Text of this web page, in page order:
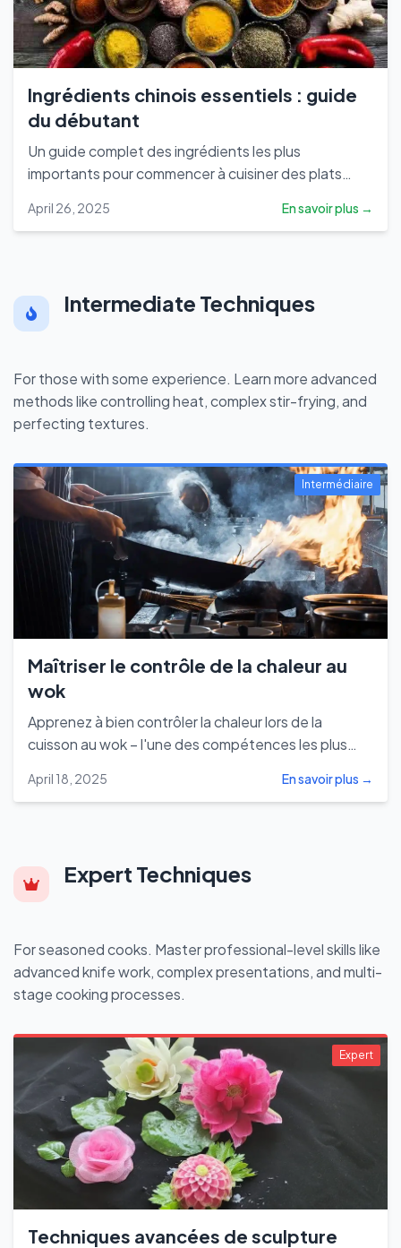
Ingrédients chinois essentiels : guide
du débutant
Un guide complet des ingrédients les plus
importants pour commencer à cuisiner des plats
April 26, 2025 En savoir plus →
Intermediate Techniques
For those with some experience. Learn more advanced
methods like controlling heat, complex stir-frying, and
perfecting textures.
Intermédiaire
Maîtriser le contrôle de la chaleur au
wok
Apprenez à bien contrôler la chaleur lors de la
cuisson au wok – l'une des compétences les plus
April 18, 2025 En savoir plus →
Expert Techniques
For seasoned cooks. Master professional-level skills like
advanced knife work, complex presentations, and multi-
stage cooking processes.
Expert
Techniques avancées de sculpture